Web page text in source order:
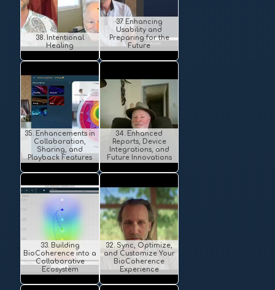
38. Intentional
Healing
37. Enhancing
Usability and
Preparing for the
Future
35. Enhancements in
Collaboration,
Sharing, and
Playback Features
34. Enhanced
Reports, Device
Integrations, and
Future Innovations
33. Building
BioCoherence into a
Collaborative
Ecosystem
32. Sync, Optimize,
and Customize Your
BioCoherence
Experience